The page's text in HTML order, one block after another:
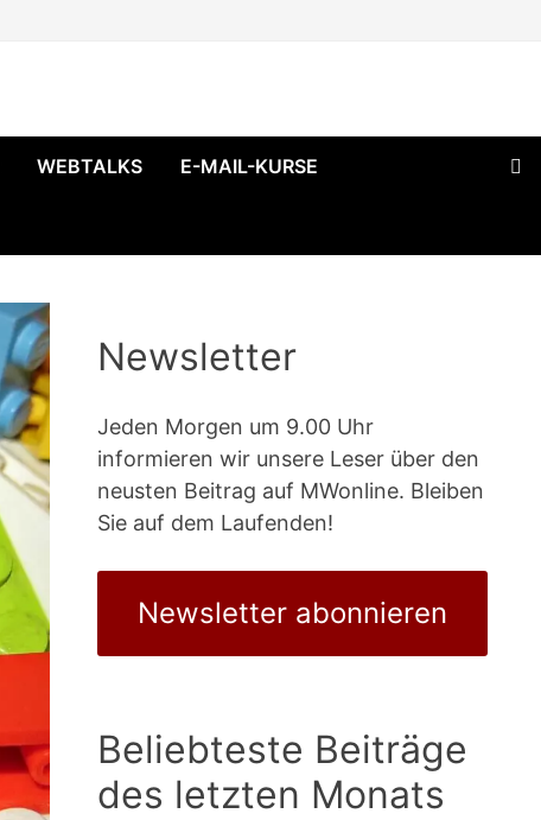
WEBTALKS E-MAIL-KURSE
Newsletter
Jeden Morgen um 9.00 Uhr
informieren wir unsere Leser über den
neusten Beitrag auf MWonline. Bleiben
Sie auf dem Laufenden!
Newsletter abonnieren
Beliebteste Beiträge
des letzten Monats